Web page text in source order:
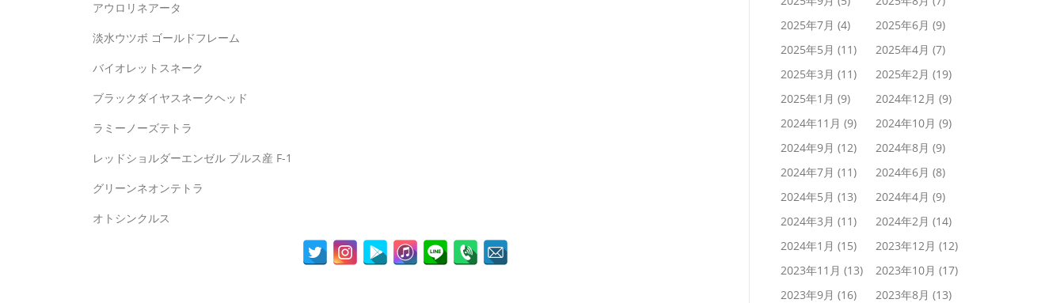
アウロリネアータ
淡水ウツボ ゴールドフレーム
バイオレットスネーク
ブラックダイヤスネークヘッド
ラミーノーズテトラ
レッドショルダーエンゼル プルス産 F-1
グリーンネオンテトラ
オトシンクルス
2025年7月 (4) 2025年6月 (9)
2025年5月 (11) 2025年4月 (7)
2025年3月 (11) 2025年2月 (19)
2025年1月 (9) 2024年12月 (9)
2024年11月 (9) 2024年10月 (9)
2024年9月 (12) 2024年8月 (9)
2024年7月 (11) 2024年6月 (8)
2024年5月 (13) 2024年4月 (9)
2024年3月 (11) 2024年2月 (14)
2024年1月 (15) 2023年12月 (12)
2023年11月 (13) 2023年10月 (17)
2023年9月 (16) 2023年8月 (13)